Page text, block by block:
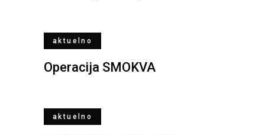
aktuelno
Operacija SMOKVA
aktuelno